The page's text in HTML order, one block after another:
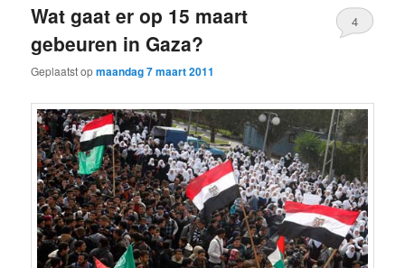
Wat gaat er op 15 maart
gebeuren in Gaza?
Geplaatst opmaandag 7 maart 2011
4